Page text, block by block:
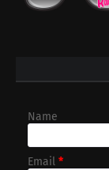
Name
Email *